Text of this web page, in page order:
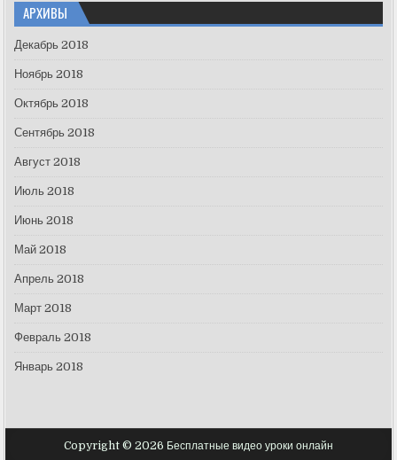
АРХИВЫ
Декабрь 2018
Ноябрь 2018
Октябрь 2018
Сентябрь 2018
Август 2018
Июль 2018
Июнь 2018
Май 2018
Апрель 2018
Март 2018
Февраль 2018
Январь 2018
Copyright © 2026 Бесплатные видео уроки онлайн